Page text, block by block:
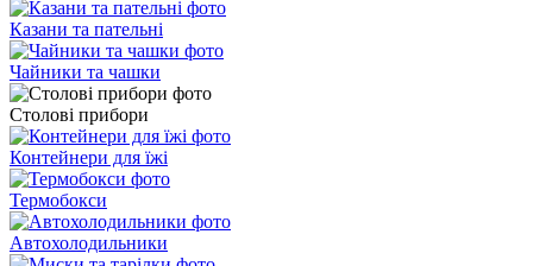
Казани та пательні
Чайники та чашки
Столові прибори
Контейнери для їжі
Термобокси
Автохолодильники